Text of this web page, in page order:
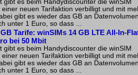
gibt es beim Handydiscounter die winSIM
neuen Tarifaktion verbilligt und mit
gibt es wieder das GB an
unter 1 Euro, so dass ...
Tarife: winSIMs 14 GB LTE All-In-
bei 50 Mbit
gibt es beim Handydiscounter die winSIM
neuen Tarifaktion verbilligt und mit
gibt es wieder das GB an
unter 1 Euro, so dass ...